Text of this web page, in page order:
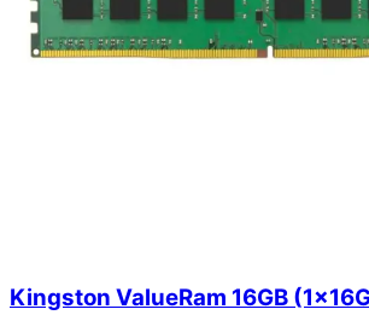
Kingston ValueRam 16GB